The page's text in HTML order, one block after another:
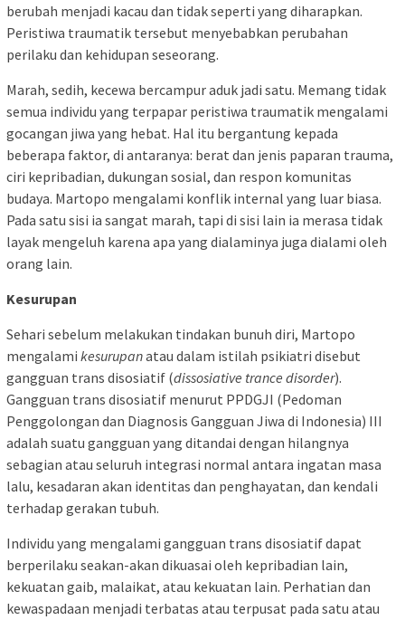
berubah menjadi kacau dan tidak seperti yang diharapkan.
Peristiwa traumatik tersebut menyebabkan perubahan
perilaku dan kehidupan seseorang.
Marah, sedih, kecewa bercampur aduk jadi satu. Memang tidak
semua individu yang terpapar peristiwa traumatik mengalami
gocangan jiwa yang hebat. Hal itu bergantung kepada
beberapa faktor, di antaranya: berat dan jenis paparan trauma,
ciri kepribadian, dukungan sosial, dan respon komunitas
budaya. Martopo mengalami konflik internal yang luar biasa.
Pada satu sisi ia sangat marah, tapi di sisi lain ia merasa tidak
layak mengeluh karena apa yang dialaminya juga dialami oleh
orang lain.
Kesurupan
Sehari sebelum melakukan tindakan bunuh diri, Martopo
mengalami kesurupanatau dalam istilah psikiatri disebut
gangguan trans disosiatif (dissosiative trance disorder).
Gangguan trans disosiatif menurut PPDGJI (Pedoman
Penggolongan dan Diagnosis Gangguan Jiwa di Indonesia) III
adalah suatu gangguan yang ditandai dengan hilangnya
sebagian atau seluruh integrasi normal antara ingatan masa
lalu, kesadaran akan identitas dan penghayatan, dan kendali
terhadap gerakan tubuh.
Individu yang mengalami gangguan trans disosiatif dapat
berperilaku seakan-akan dikuasai oleh kepribadian lain,
kekuatan gaib, malaikat, atau kekuatan lain. Perhatian dan
kewaspadaan menjadi terbatas atau terpusat pada satu atau